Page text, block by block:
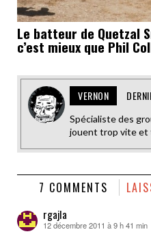
Le batteur de Quetzal
c’est mieux que Phil
VERNON
Spécialiste des
jouent trop vite et
7 COMMENTS
rgajla
dit :
12 décembre 2011 à 9 h 41 min